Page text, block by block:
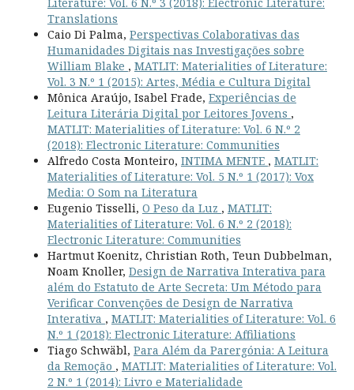
Translations
Caio Di Palma, Perspectivas Colaborativas das
Humanidades Digitais nas Investigações sobre
William Blake , MATLIT: Materialities of Literature:
Vol. 3 N.º 1 (2015): Artes, Média e Cultura Digital
Mônica Araújo, Isabel Frade, Experiências de
Leitura Literária Digital por Leitores Jovens ,
MATLIT: Materialities of Literature: Vol. 6 N.º 2
(2018): Electronic Literature: Communities
Alfredo Costa Monteiro, INTIMA MENTE , MATLIT:
Materialities of Literature: Vol. 5 N.º 1 (2017): Vox
Media: O Som na Literatura
Eugenio Tisselli, O Peso da Luz , MATLIT:
Materialities of Literature: Vol. 6 N.º 2 (2018):
Electronic Literature: Communities
Hartmut Koenitz, Christian Roth, Teun Dubbelman,
Noam Knoller, Design de Narrativa Interativa para
além do Estatuto de Arte Secreta: Um Método para
Verificar Convenções de Design de Narrativa
Interativa , MATLIT: Materialities of Literature: Vol. 6
N.º 1 (2018): Electronic Literature: Affiliations
Tiago Schwäbl, Para Além da Parergónia: A Leitura
da Remoção , MATLIT: Materialities of Literature: Vol.
2 N.º 1 (2014): Livro e Materialidade